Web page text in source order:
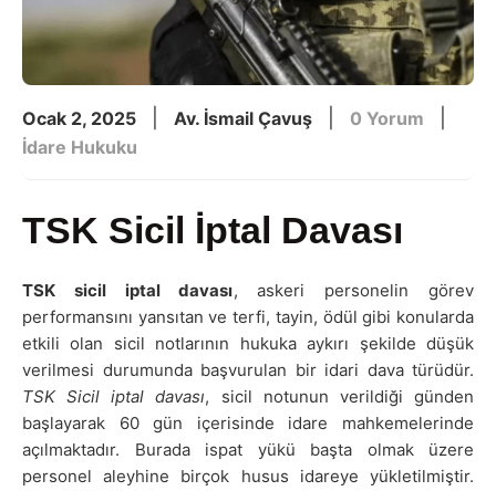
Ocak 2, 2025 Av. İsmail Çavuş 0 Yorum
İdare Hukuku
TSK Sicil İptal Davası
TSK sicil iptal davası, askeri personelin görev
performansını yansıtan ve terfi, tayin, ödül gibi konularda
etkili olan sicil notlarının hukuka aykırı şekilde düşük
verilmesi durumunda başvurulan bir idari dava türüdür.
TSK Sicil iptal davası, sicil notunun verildiği günden
başlayarak 60 gün içerisinde idare mahkemelerinde
açılmaktadır. Burada ispat yükü başta olmak üzere
personel aleyhine birçok husus idareye yükletilmiştir.